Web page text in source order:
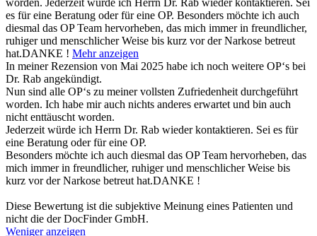
es für eine Beratung oder für eine OP. Besonders möchte ich auch
diesmal das OP Team hervorheben, das mich immer in freundlicher,
ruhiger und menschlicher Weise bis kurz vor der Narkose betreut
hat.DANKE ! Mehr anzeigen
In meiner Rezension von Mai 2025 habe ich noch weitere OP‘s bei
Dr. Rab angekündigt.
Nun sind alle OP‘s zu meiner vollsten Zufriedenheit durchgeführt
worden. Ich habe mir auch nichts anderes erwartet und bin auch
nicht enttäuscht worden.
Jederzeit würde ich Herrn Dr. Rab wieder kontaktieren. Sei es für
eine Beratung oder für eine OP.
Besonders möchte ich auch diesmal das OP Team hervorheben, das
mich immer in freundlicher, ruhiger und menschlicher Weise bis
kurz vor der Narkose betreut hat.DANKE !
Diese Bewertung ist die subjektive Meinung eines Patienten und
nicht die der DocFinder GmbH.
Weniger anzeigen